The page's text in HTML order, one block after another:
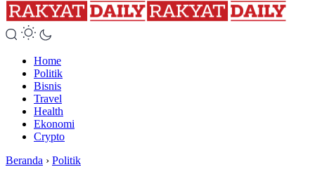
Home
Politik
Bisnis
Travel
Health
Ekonomi
Crypto
Beranda › Politik